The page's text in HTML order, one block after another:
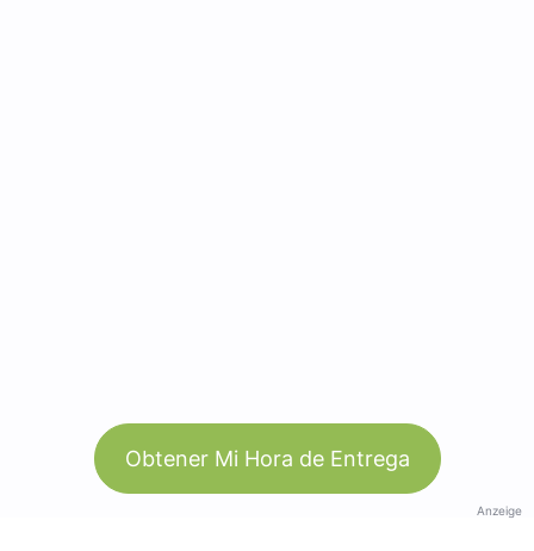
Obtener Mi Hora de Entrega
Anzeige